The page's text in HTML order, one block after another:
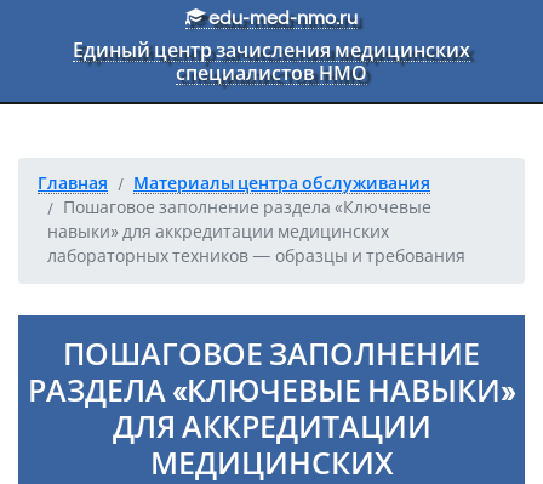
Перейти к основному текстуedu-med-nmo.ru
Единый центр зачисления медицинских
специалистов НМО
Главная
Материалы центра обслуживания
Пошаговое заполнение раздела «Ключевые
навыки» для аккредитации медицинских
лабораторных техников — образцы и требования
ПОШАГОВОЕ ЗАПОЛНЕНИЕ
РАЗДЕЛА «КЛЮЧЕВЫЕ НАВЫКИ»
ДЛЯ АККРЕДИТАЦИИ
МЕДИЦИНСКИХ